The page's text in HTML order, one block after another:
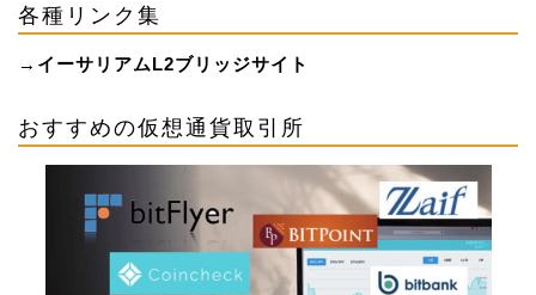
各種リンク集
→ イーサリアムL2ブリッジサイト
おすすめの仮想通貨取引所